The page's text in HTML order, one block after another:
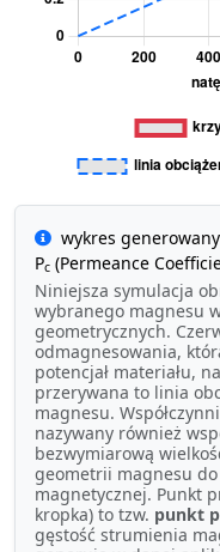
wykres
Pc (Permeance
Niniejsza symulacja
wybranego magnesu
geometrycznych.
odmagnesowania,
potencjał materiału,
przerywana to linia
magnesu.
nazywany również
bezwymiarową
geometrii magnesu
magnetycznej. Punkt
kropka) to tzw. punkt
gęstość strumienia